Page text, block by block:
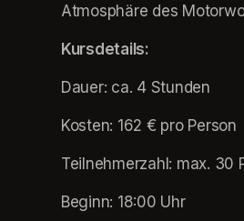
Atmosphäre des
Kursdetails:
Dauer: ca. 4 Stunden
Kosten: 162 € pro Person
Teilnehmerzahl: max. 30
Beginn: 18:00 Uhr